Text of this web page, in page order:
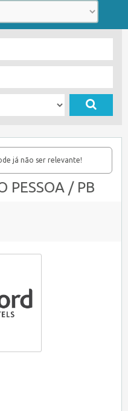
já não ser relevante!
PESSOA / PB